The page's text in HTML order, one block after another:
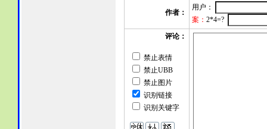
作者：
用户：
案： 2*4=?
评论：
禁止表情
禁止UBB
禁止图片
识别链接
识别关键字